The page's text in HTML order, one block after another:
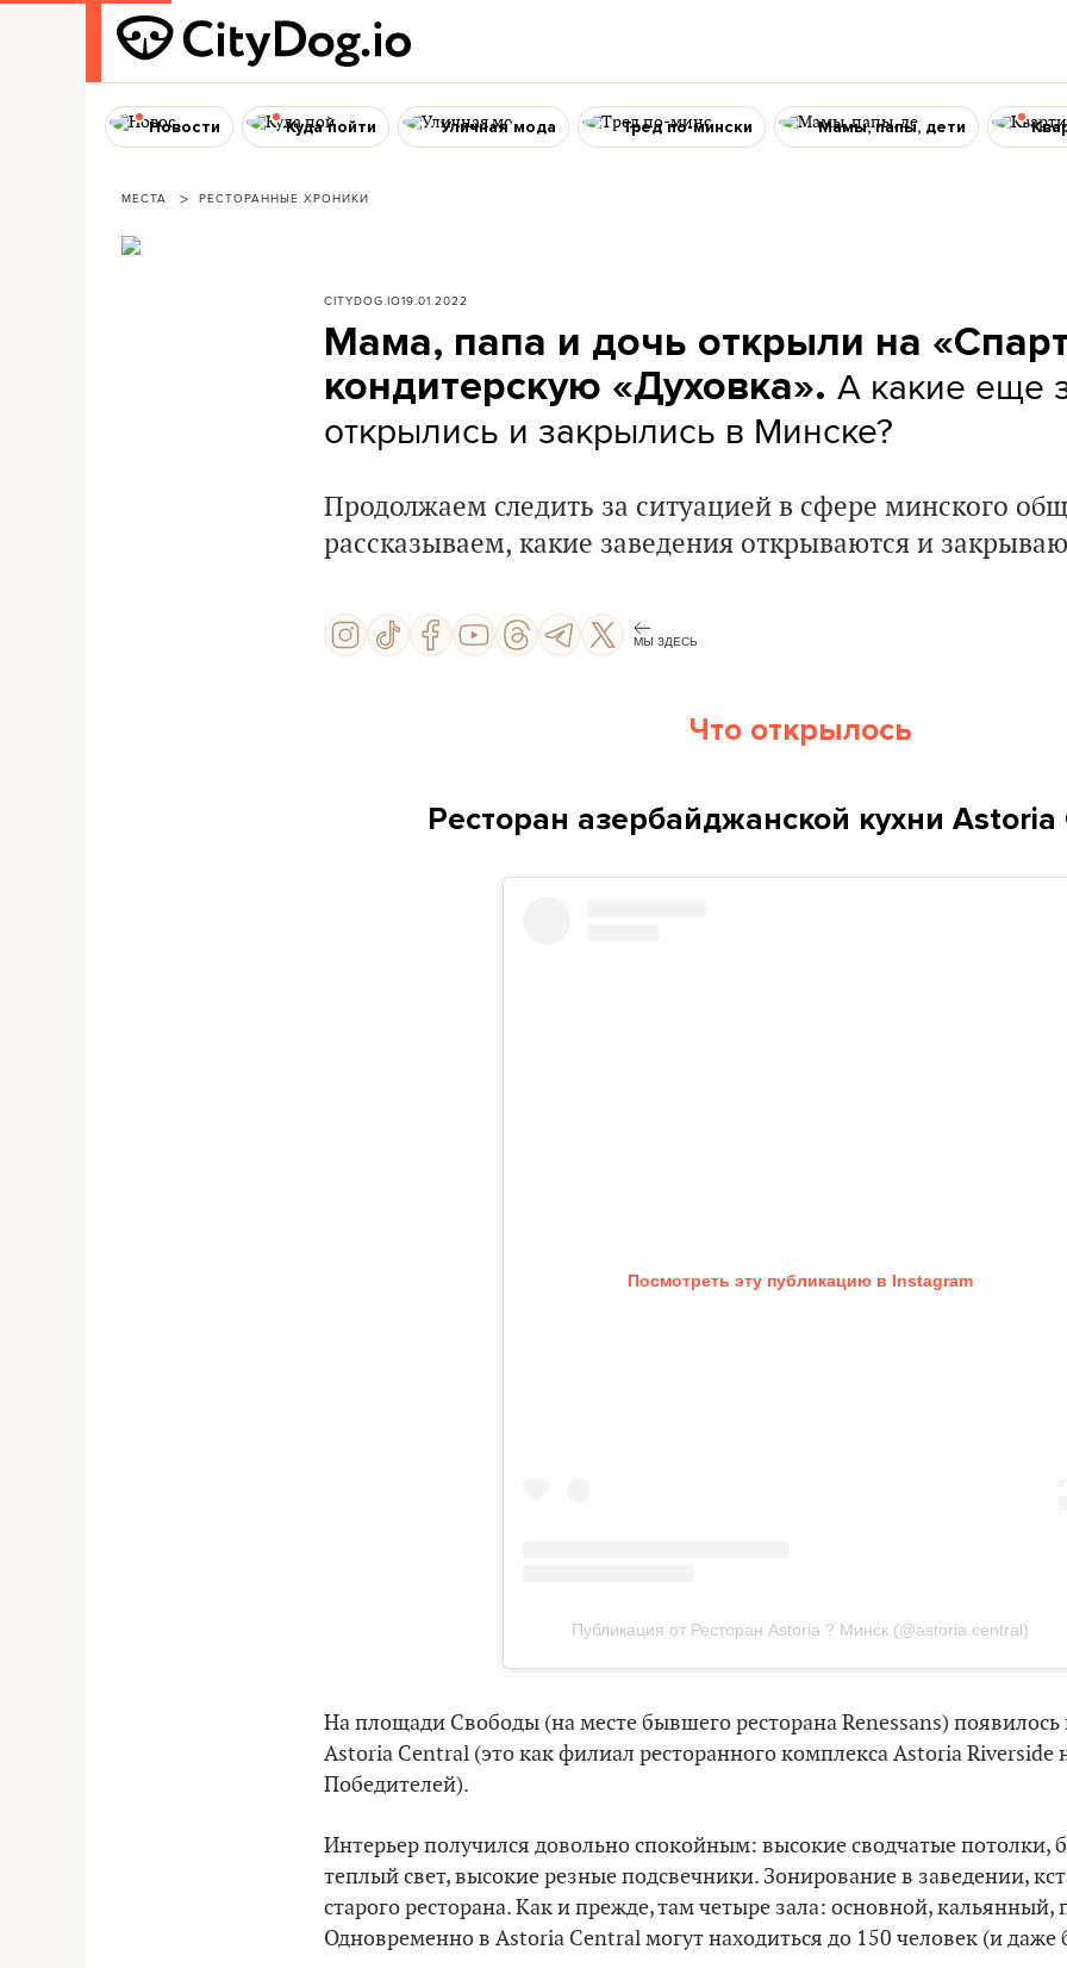
Новости Куда пойти Уличная мода Тред по-мински Мамы, папы, дети
МЕСТА РЕСТОРАННЫЕ ХРОНИКИ
CITYDOG.IO19.01.2022
Мама, папа и дочь открыли на
кондитерскую «Духовка». А какие еще
открылись и закрылись в Минске?
Продолжаем следить за ситуацией в сфере минского
рассказываем, какие заведения открываются и
МЫ ЗДЕСЬ
Что открылось
Ресторан азербайджанской кухни
Посмотреть эту публикацию в Instagram
Публикация от Ресторан Astoria ? Минск (@astoria.central)
На площади Свободы (на месте бывшего ресторана Renessans) появилось
Astoria Сentral (это как филиал ресторанного комплекса Astoria Riverside
Победителей).
Интерьер получился довольно спокойным: высокие сводчатые потолки,
теплый свет, высокие резные подсвечники. Зонирование в заведении,
старого ресторана. Как и прежде, там четыре зала: основной,
Одновременно в Astoria Сentral могут находиться до 150 человек (и даже